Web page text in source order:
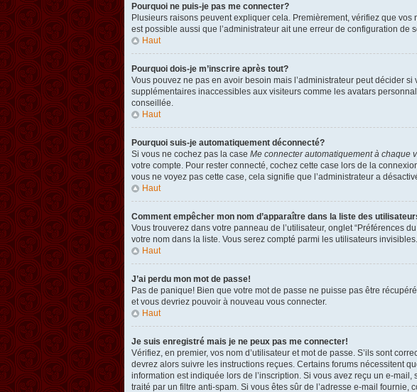
Pourquoi ne puis-je pas me connecter?
Plusieurs raisons peuvent expliquer cela. Premièrement, vérifiez que vos
est possible aussi que l’administrateur ait une erreur de configuration de
Haut
Pourquoi dois-je m’inscrire après tout?
Vous pouvez ne pas en avoir besoin mais l’administrateur peut décider
supplémentaires inaccessibles aux visiteurs comme les avatars
conseillée.
Haut
Pourquoi suis-je automatiquement déconnecté?
Si vous ne cochez pas la case Me connecter automatiquement à chaque
votre compte. Pour rester connecté, cochez cette case lors de la
vous ne voyez pas cette case, cela signifie que l’administrateur a
Haut
Comment empêcher mon nom d’apparaître dans la liste des
Vous trouverez dans votre panneau de l’utilisateur, onglet “Préférences du
votre nom dans la liste. Vous serez compté parmi les utilisateurs invisibles.
Haut
J’ai perdu mon mot de passe!
Pas de panique! Bien que votre mot de passe ne puisse pas être
et vous devriez pouvoir à nouveau vous connecter.
Haut
Je suis enregistré mais je ne peux pas me connecter!
Vérifiez, en premier, vos nom d’utilisateur et mot de passe. S’ils sont
devrez alors suivre les instructions reçues. Certains forums nécessitent
information est indiquée lors de l’inscription. Si vous avez reçu un e-
traité par un filtre anti-spam. Si vous êtes sûr de l’adresse e-mail fournie,